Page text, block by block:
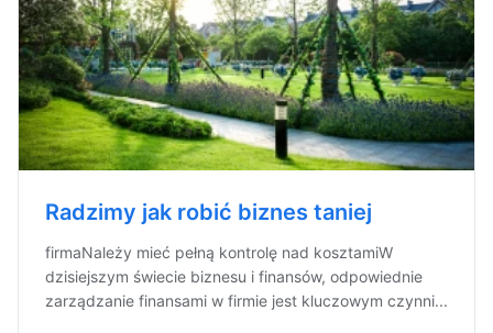
Radzimy jak robić biznes taniej
firmaNależy mieć pełną kontrolę nad kosztamiW
dzisiejszym świecie biznesu i finansów, odpowiednie
zarządzanie finansami w firmie jest kluczowym czynni...